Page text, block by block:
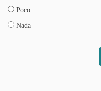
Poco
Nada